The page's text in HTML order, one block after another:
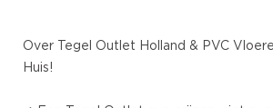
Over Tegel Outlet Holland & PVC
Huis!